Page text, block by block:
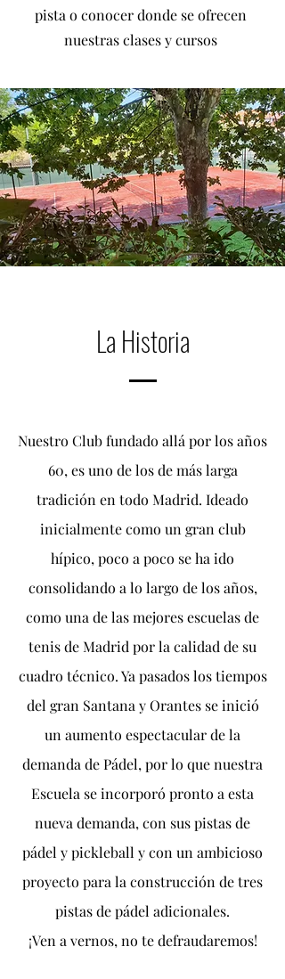
pista o conocer donde se ofrecen
nuestras clases y cursos
La Historia
Nuestro Club fundado allá por los años
60, es uno de los de más larga
tradición en todo Madrid. Ideado
inicialmente como un gran club
hípico, poco a poco se ha ido
consolidando a lo largo de los años,
como una de las mejores escuelas de
tenis de Madrid por la calidad de su
cuadro técnico. Ya pasados los tiempos
del gran Santana y Orantes se inició
un aumento espectacular de la
demanda de Pádel, por lo que nuestra
Escuela se incorporó pronto a esta
nueva demanda, con sus pistas de
pádel ypickleball y con un ambicioso
proyecto para la construcción de tres
pistas de pádel adicionales.
¡Ven a vernos, no te defraudaremos!